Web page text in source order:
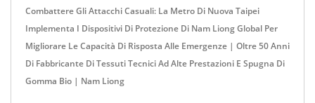
Combattere Gli Attacchi Casuali: La Metro Di Nuova Taipei
Implementa I Dispositivi Di Protezione Di Nam Liong Global Per
Migliorare Le Capacità Di Risposta Alle Emergenze | Oltre 50 Anni
Di Fabbricante Di Tessuti Tecnici Ad Alte Prestazioni E Spugna Di
Gomma Bio | Nam Liong